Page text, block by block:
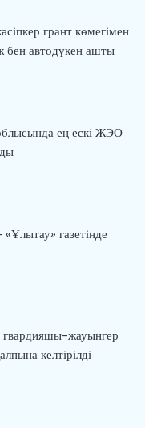
грант көмегімен
автодүкен ашты
ең ескі ЖЭО
газетінде
гвардияшы-жауынгер
келтірілді